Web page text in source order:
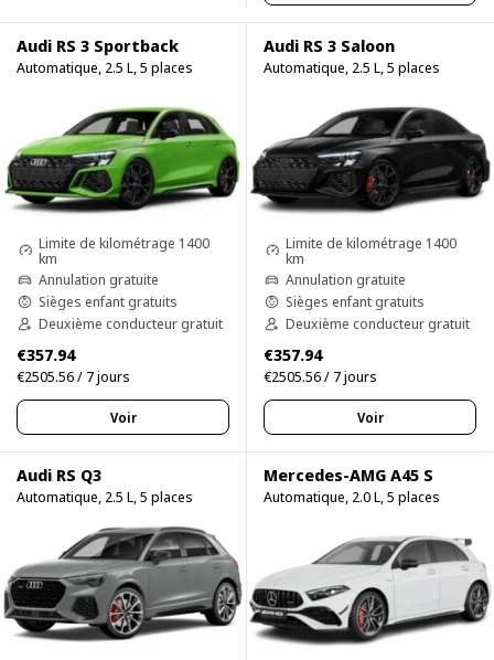
Audi RS 3 Sportback
Automatique, 2.5 L, 5 places
Limite de kilométrage 1400
km
Annulation gratuite
Sièges enfant gratuits
Deuxième conducteur gratuit
€357.94
€2505.56 / 7 jours
Voir
Audi RS 3 Saloon
Automatique, 2.5 L, 5 places
Limite de kilométrage 1400
km
Annulation gratuite
Sièges enfant gratuits
Deuxième conducteur gratuit
€357.94
€2505.56 / 7 jours
Voir
Audi RS Q3
Automatique, 2.5 L, 5 places
Mercedes-AMG A45 S
Automatique, 2.0 L, 5 places